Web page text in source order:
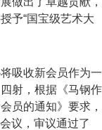
予“国宝级艺术大
吸收新会员作为一
射，根据《马钢作
员的通知》要求，
议，审议通过了